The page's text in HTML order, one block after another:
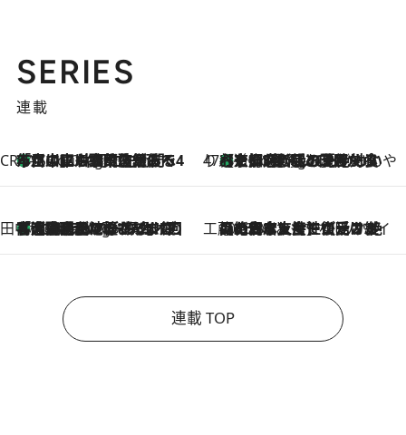
SERIES
連載
CREA'S CHOICE
1 Hour Ago
「立川にも歌舞伎があるんだよ」 片岡仁左衛門・市川中車ら豪華座組みで4年目の立川立飛歌舞伎へ 47都道府県の手みやげ ひんやりスイーツで夏を満喫
1 Hour Ago
【京都府】この夏絶対食べたい 冷やしておいしいおやつ3選 ひと口目から心を掴む新緑のテリーヌ
田中稲の勝手に再ブーム
6 Hours Ago
「湘南乃風に憧れて」観客大盛上がりの“タオル回し”に、ラッパー顔負けの高速歌唱まで…さだまさし（74）のアグレッシブすぎる現在地 工藤まやのおもてなしハワイ
2026.8.6
【ハワイ土産】ローカルの絶大な支持で復活！ 絶品の幻クッキー《元ファンの日本人女性が受け継いだ名店》
連載 TOP